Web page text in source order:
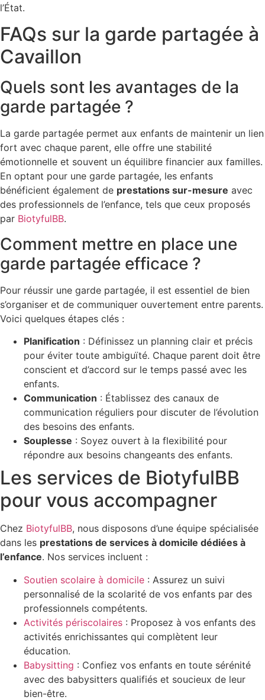
l’État.
FAQs sur la garde partagée à
Cavaillon
Quels sont les avantages de la
garde partagée ?
La garde partagée permet aux enfants de maintenir un lien
fort avec chaque parent, elle offre une stabilité
émotionnelle et souvent un équilibre financier aux familles.
En optant pour une garde partagée, les enfants
bénéficient également de prestations sur-mesure avec
des professionnels de l’enfance, tels que ceux proposés
par BiotyfulBB.
Comment mettre en place une
garde partagée efficace ?
Pour réussir une garde partagée, il est essentiel de bien
s’organiser et de communiquer ouvertement entre parents.
Voici quelques étapes clés :
Planification : Définissez un planning clair et précis
pour éviter toute ambiguïté. Chaque parent doit être
conscient et d’accord sur le temps passé avec les
enfants.
Communication : Établissez des canaux de
communication réguliers pour discuter de l’évolution
des besoins des enfants.
Souplesse : Soyez ouvert à la flexibilité pour
répondre aux besoins changeants des enfants.
Les services de BiotyfulBB
pour vous accompagner
Chez BiotyfulBB, nous disposons d’une équipe spécialisée
dans les prestations de services à domicile dédiées à
l’enfance. Nos services incluent :
Soutien scolaire à domicile : Assurez un suivi
personnalisé de la scolarité de vos enfants par des
professionnels compétents.
Activités périscolaires : Proposez à vos enfants des
activités enrichissantes qui complètent leur
éducation.
Babysitting : Confiez vos enfants en toute sérénité
avec des babysitters qualifiés et soucieux de leur
bien-être.